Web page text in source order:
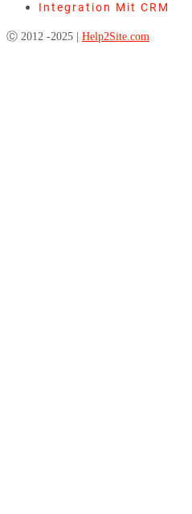
Integration Mit CRM
Ⓒ 2012 -2025 | Help2Site.com